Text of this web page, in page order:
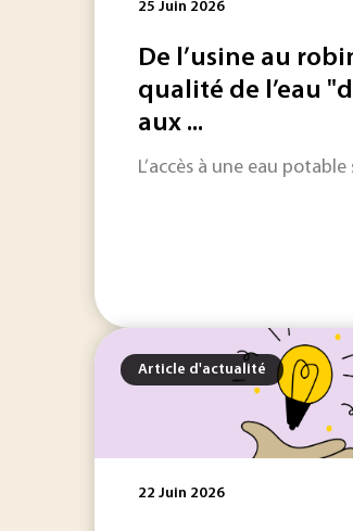
25 Juin 2026
De l’usine au
qualité de l’eau
aux ...
L’accès à une eau
Article d'actualité
22 Juin 2026